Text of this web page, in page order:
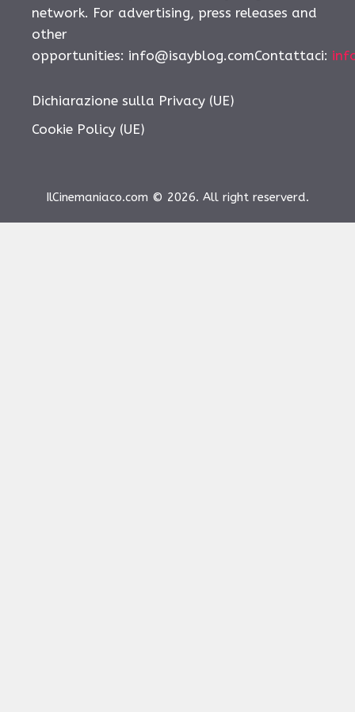
network. For advertising, press releases and
other
opportunities: info@isayblog.comContattaci:
Dichiarazione sulla Privacy (UE)
Cookie Policy (UE)
IlCinemaniaco.com © 2026. All right reserverd.